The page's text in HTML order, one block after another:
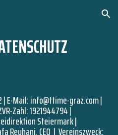
Skip to navigation
| E-Mail: info@ttime-graz.com |
Zahl: 1921944794 |
Steiermark |
Reyhani,CEO |Vereinszweck: